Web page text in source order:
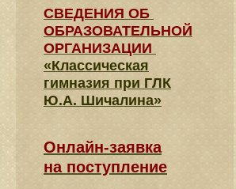
СВЕДЕНИЯ​ ОБ
ОБРАЗОВАТЕЛЬНОЙ
ОРГАНИЗАЦИИ
«Классическая
гимназия при ГЛК
Ю.А. Шичалина»
Онлайн-заявка
на поступление